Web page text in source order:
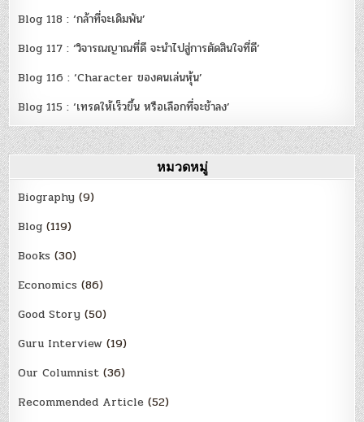
Blog 118 : ‘กล้าที่จะเดิมพัน’
Blog 117 : ‘วิจารณญาณที่ดี จะนำไปสู่การตัดสินใจที่ดี’
Blog 116 : ‘Character ของคนเล่นหุ้น’
Blog 115 : ‘เทรดให้เร็วขึ้น หรือเลือกที่จะช้าลง’
หมวดหมู่
Biography (9)
Blog (119)
Books (30)
Economics (86)
Good Story (50)
Guru Interview (19)
Our Columnist (36)
Recommended Article (52)